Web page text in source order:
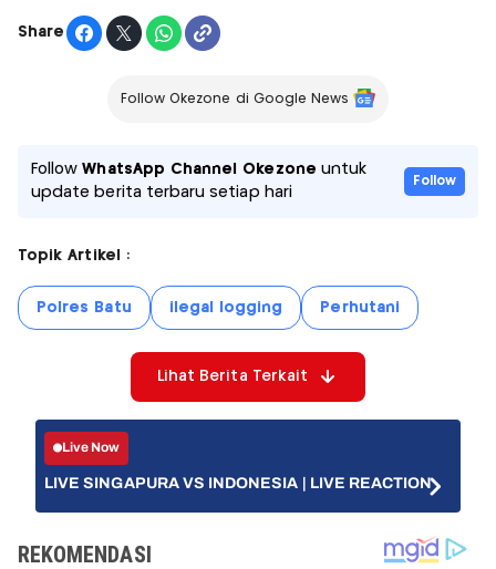
Share
Follow Okezone di Google News
FollowWhatsApp Channel Okezone untuk
update berita terbaru setiap hari
Follow
Topik Artikel :
Polres Batu ilegal logging Perhutani
Lihat Berita Terkait
Live Now
LIVE SINGAPURA VS INDONESIA | LIVE REACTION